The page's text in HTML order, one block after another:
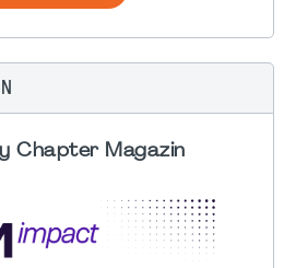
Chapter Magazin